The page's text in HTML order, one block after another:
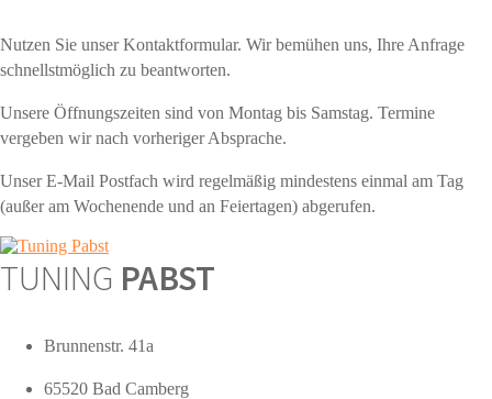
Nutzen Sie unser Kontaktformular. Wir bemühen uns, Ihre Anfrage
schnellstmöglich zu beantworten.
Unsere Öffnungszeiten sind von Montag bis Samstag. Termine
vergeben wir nach vorheriger Absprache.
Unser E-Mail Postfach wird regelmäßig mindestens einmal am Tag
(außer am Wochenende und an Feiertagen) abgerufen.
TUNING PABST
Brunnenstr. 41a
65520 Bad Camberg